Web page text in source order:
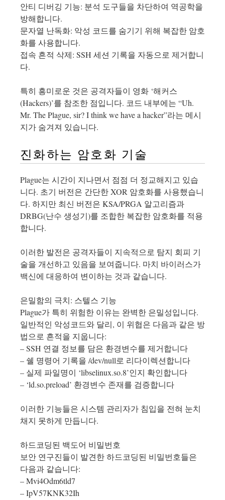
안티 디버깅 기능: 분석 도구들을 차단하여 역공학을
방해합니다.
문자열 난독화: 악성 코드를 숨기기 위해 복잡한 암호
화를 사용합니다.
접속 흔적 삭제: SSH 세션 기록을 자동으로 제거합니
다.
특히 흥미로운 것은 공격자들이 영화 ‘해커스
(Hackers)’를 참조한 점입니다. 코드 내부에는 “Uh.
Mr. The Plague, sir? I think we have a hacker”라는 메시
지가 숨겨져 있습니다.
진화하는 암호화 기술
Plague는 시간이 지나면서 점점 더 정교해지고 있습
니다. 초기 버전은 간단한 XOR 암호화를 사용했습니
다. 하지만 최신 버전은 KSA/PRGA 알고리즘과
DRBG(난수 생성기)를 조합한 복잡한 암호화를 적용
합니다.
이러한 발전은 공격자들이 지속적으로 탐지 회피 기
술을 개선하고 있음을 보여줍니다. 마치 바이러스가
백신에 대응하여 변이하는 것과 같습니다.
은밀함의 극치: 스텔스 기능
Plague가 특히 위험한 이유는 완벽한 은밀성입니다.
일반적인 악성코드와 달리, 이 위협은 다음과 같은 방
법으로 흔적을 지웁니다:
– SSH 연결 정보를 담은 환경변수를 제거합니다
– 쉘 명령어 기록을 /dev/null로 리다이렉션합니다
– 실제 파일명이 ‘libselinux.so.8’인지 확인합니다
– ‘ld.so.preload’ 환경변수 존재를 검증합니다
이러한 기능들은 시스템 관리자가 침입을 전혀 눈치
채지 못하게 만듭니다.
하드코딩된 백도어 비밀번호
보안 연구진들이 발견한 하드코딩된 비밀번호들은
다음과 같습니다:
– Mvi4Odm6tld7
– IpV57KNK32Ih